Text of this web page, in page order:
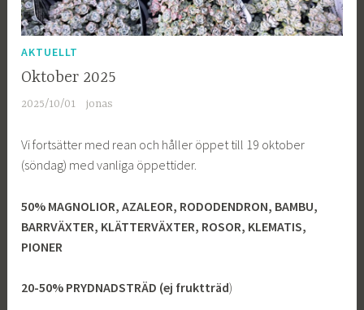
AKTUELLT
Oktober 2025
2025/10/01 jonas
Vi fortsätter med rean och håller öppet till 19 oktober
(söndag) med vanliga öppettider.
50% MAGNOLIOR, AZALEOR, RODODENDRON, BAMBU,
BARRVÄXTER, KLÄTTERVÄXTER, ROSOR, KLEMATIS,
PIONER
20-50% PRYDNADSTRÄD (ej fruktträd)